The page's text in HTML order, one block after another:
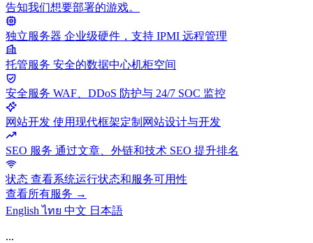
告知我们想要部署的游戏。
独立服务器 企业级硬件，支持 IPMI 远程管理
托管服务 安全的数据中心机柜空间
安全服务 WAF、DDoS 防护与 24/7 SOC 监控
网站开发 使用现代框架定制网站设计与开发
SEO 服务 通过文章、外链和技术 SEO 提升排名
状态 查看系统运行状态和服务可用性
查看所有服务 →
Englishไทย 中文 日本語
...